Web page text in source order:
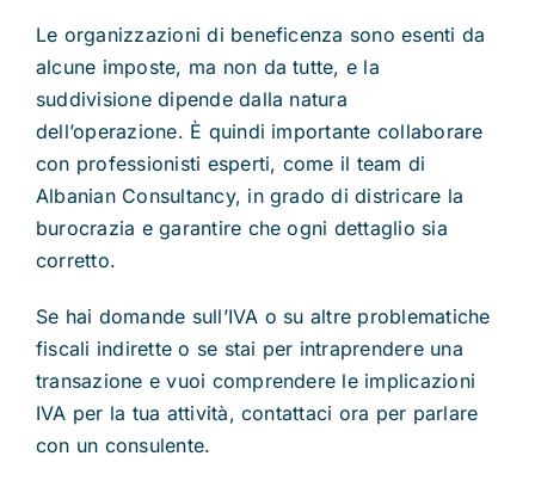
Le organizzazioni di beneficenza sono esenti da
alcune imposte, ma non da tutte, e la
suddivisione dipende dalla natura
dell’operazione. È quindi importante collaborare
con professionisti esperti, come il team di
Albanian Consultancy, in grado di districare la
burocrazia e garantire che ogni dettaglio sia
corretto.
Se hai domande sull’IVA o su altre problematiche
fiscali indirette o se stai per intraprendere una
transazione e vuoi comprendere le implicazioni
IVA per la tua attività, contattaci ora per parlare
con un consulente.